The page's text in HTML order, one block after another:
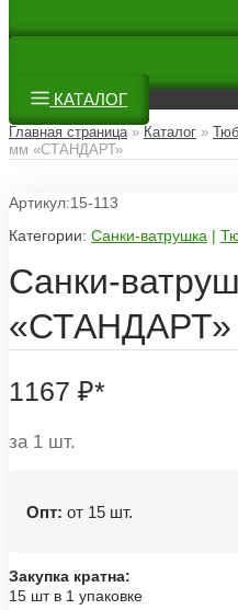
КАТАЛОГ
Главная страница» Каталог »
мм «СТАНДАРТ»
Артикул:15-113
Категории: Санки-ватрушка |
Санки-
«СТАНДАРТ»
1167 ₽*
за 1 шт.
Опт: от 15 шт.
Закупка кратна:
15 шт в 1 упаковке